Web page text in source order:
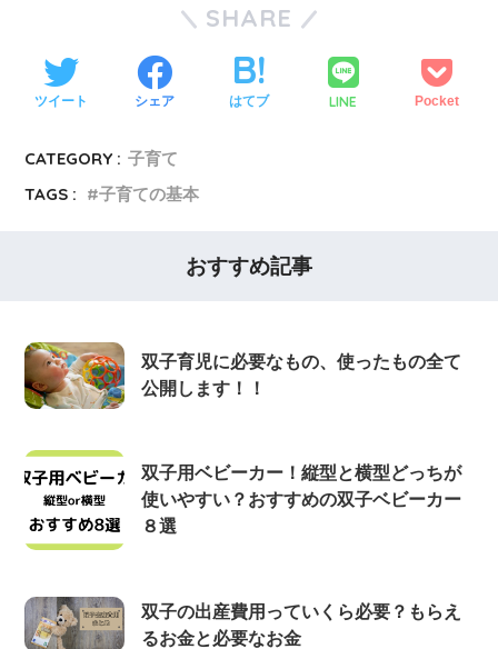
SHARE
ツイート シェア はてブ LINE Pocket
CATEGORY : 子育て
TAGS :
子育ての基本
おすすめ記事
双子育児に必要なもの、使ったもの全て
公開します！！
双子用ベビーカー！縦型と横型どっちが
使いやすい？おすすめの双子ベビーカー
８選
双子の出産費用っていくら必要？もらえ
るお金と必要なお金